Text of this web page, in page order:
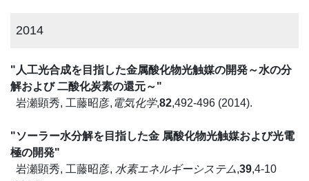
2014
"人工光合成を目指した金属酸化物光触媒の開発～水の分
解および 二酸化炭素の還元～"
岩瀬顕秀, 工藤昭彦, 電気化学,82,492-496 (2014).
"ソーラー水分解を目指した金 属酸化物光触媒および光電
極の開発"
岩瀬顕秀, 工藤昭彦, 水素エネルギーシステム,39,4-10